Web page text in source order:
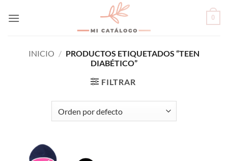
0
INICIO / PRODUCTOS ETIQUETADOS “TEEN
DIABÉTICO”
FILTRAR